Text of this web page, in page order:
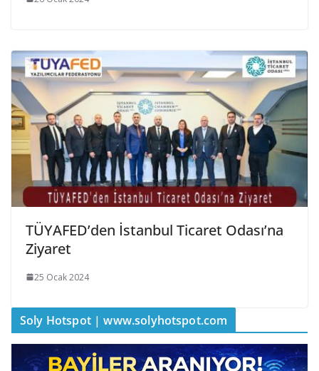
TÜYAFED’den İstanbul Ticaret Odası’na
Ziyaret
25 Ocak 2024
Soly Hotspot | www.solyhotspot.com